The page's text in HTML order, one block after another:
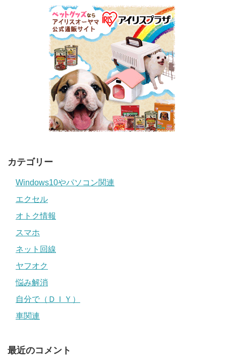
カテゴリー
Windows10やパソコン関連
エクセル
オトク情報
スマホ
ネット回線
ヤフオク
悩み解消
自分で（ＤＩＹ）
車関連
最近のコメント